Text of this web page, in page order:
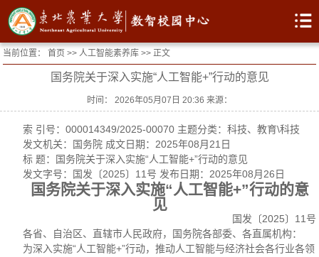
当前位置：首页 >>人工智能素养库 >> 正文
国务院关于深入实施“人工智能+”行动的意见
时间： 2026年05月07日 20:36 来源：
索 引号：000014349/2025-00070 主题分类：科技、教育\科技
发文机关：国务院 成文日期：2025年08月21日
标 题：国务院关于深入实施“人工智能+”行动的意见
发文字号：国发〔2025〕11号 发布日期：2025年08月26日
国务院关于深入实施“人工智能+”行动的意
见
国发〔2025〕11号
各省、自治区、直辖市人民政府，国务院各部委、各直属机构：
为深入实施“人工智能+”行动，推动人工智能与经济社会各行业各领